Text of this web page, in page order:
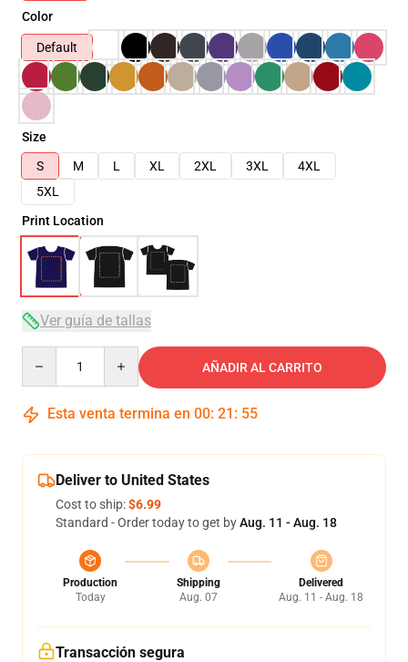
Color
Default
Size
S
M L XL 2XL 3XL
4XL
5XL
Print Location
Ver guía de tallas
AÑADIR AL CARRITO
Esta venta termina en 00: 21 : 54
Deliver to United States
Cost to ship:$6.99
Standard - Order today to get byAug. 11 - Aug. 18
Production
Today
Shipping
Aug. 07
Delivered
Aug. 11 - Aug. 18
Transacción segura